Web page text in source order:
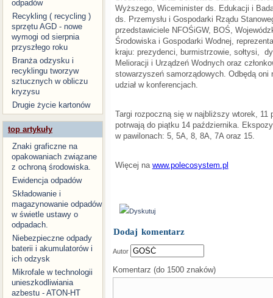
odpadów
Recykling ( recycling )
sprzętu AGD - nowe
wymogi od sierpnia
przyszłego roku
Branża odzysku i
recyklingu tworzyw
sztucznych w obliczu
kryzysu
Drugie życie kartonów
top artykuły
Znaki graficzne na
opakowaniach związane
z ochroną środowiska.
Ewidencja odpadów
Składowanie i
magazynowanie odpadów
w świetle ustawy o
odpadach.
Niebezpieczne odpady
baterii i akumulatorów i
ich odzysk
Mikrofale w technologii
unieszkodliwiania
azbestu - ATON-HT
Wyższego, Wiceminister ds. Edukacji i
ds. Przemysłu i Gospodarki Rządu
przedstawiciele NFOŚiGW, BOŚ,
Środowiska i Gospodarki Wodnej,
kraju: prezydenci, burmistrzowie, sołtysi,
Melioracji i Urządzeń Wodnych oraz
stowarzyszeń samorządowych. Odbędą oni
udział w konferencjach.
Targi rozpoczną się w najbliższy wtorek, 11
potrwają do piątku 14 października.
w pawilonach: 5, 5A, 8, 8A, 7A oraz 15.
Więcej na www.polecosystem.pl
Dyskutuj
Dodaj komentarz
Autor
Komentarz (do 1500 znaków)